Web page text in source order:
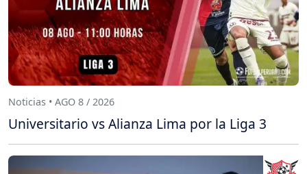
Noticias • AGO 8 / 2026
Universitario vs Alianza Lima por la Liga 3